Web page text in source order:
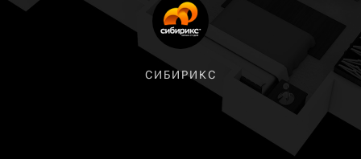
СИБИРИКС